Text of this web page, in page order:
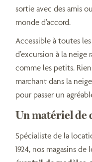
sortie avec des amis
monde d’accord.
Accessible à toutes
d’excursion à la neige
comme les petits.
marchant dans la
pour passer un
Un matériel
Spécialiste de la
1924, nos magasins